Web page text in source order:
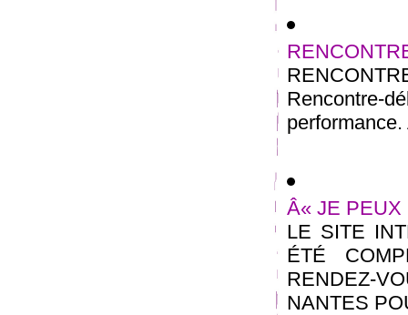
Rencontre-
Â« JE PEUX
LE SITE
ÉTÉ
RENDEZ-
NANTES